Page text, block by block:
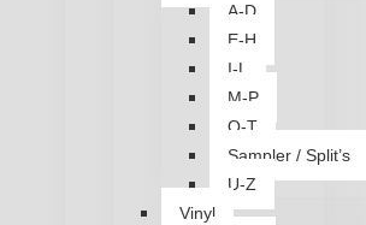
A-D
E-H
I-L
M-P
Q-T
Sampler / Split’s
U-Z
Vinyl